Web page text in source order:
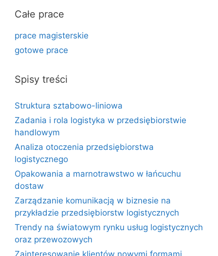
Całe prace
prace magisterskie
gotowe prace
Spisy treści
Struktura sztabowo-liniowa
Zadania i rola logistyka w przedsiębiorstwie
handlowym
Analiza otoczenia przedsiębiorstwa
logistycznego
Opakowania a marnotrawstwo w łańcuchu
dostaw
Zarządzanie komunikacją w biznesie na
przykładzie przedsiębiorstw logistycznych
Trendy na światowym rynku usług logistycznych
oraz przewozowych
Zainteresowanie klientów nowymi formami